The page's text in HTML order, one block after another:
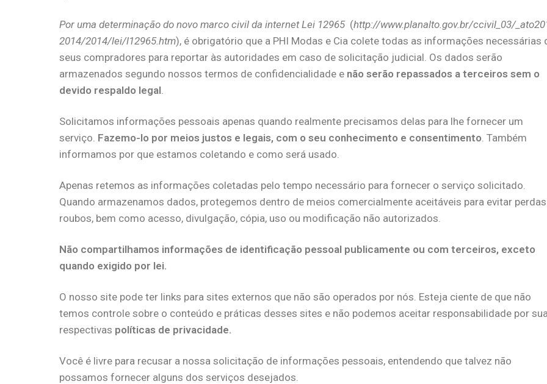
Por uma determinação do novo marco civil da internet Lei 12965 (http://www.planalto.gov.br/ccivil_03/
2014/2014/lei/l12965.htm), é obrigatório que a PHI Modas e Cia colete todas as informações necessárias
seus compradores para reportar às autoridades em caso de solicitação judicial. Os dados serão
armazenados segundo nossos termos de confidencialidade e não serão repassados a terceiros sem o
devido respaldo legal
Solicitamos informações pessoais apenas quando realmente precisamos delas para lhe fornecer um
serviço. Fazemo-lo por meios justos e legais, com o seu conhecimento e consentimento . Também
informamos por que estamos coletando e como será usado.
Apenas retemos as informações coletadas pelo tempo necessário para fornecer o serviço solicitado.
Quando armazenamos dados, protegemos dentro de meios comercialmente aceitáveis ​​para evitar
roubos, bem como acesso, divulgação, cópia, uso ou modificação não autorizados.
Não compartilhamos informações de identificação pessoal publicamente ou com terceiros, exceto
quando exigido por lei.
O nosso site pode ter links para sites externos que não são operados por nós. Esteja ciente de que não
temos controle sobre o conteúdo e práticas desses sites e não podemos aceitar responsabilidade por
respectivas políticas de privacidade.
Você é livre para recusar a nossa solicitação de informações pessoais, entendendo que talvez não
possamos fornecer alguns dos serviços desejados.